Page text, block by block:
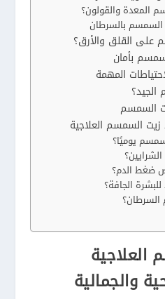
القلق والأرق؟
بأمان
المهمة
السمسم
السمسم العلاجية
يوميًا؟
ضغط الدم؟
الجافة؟
العلاجية
والجمالية